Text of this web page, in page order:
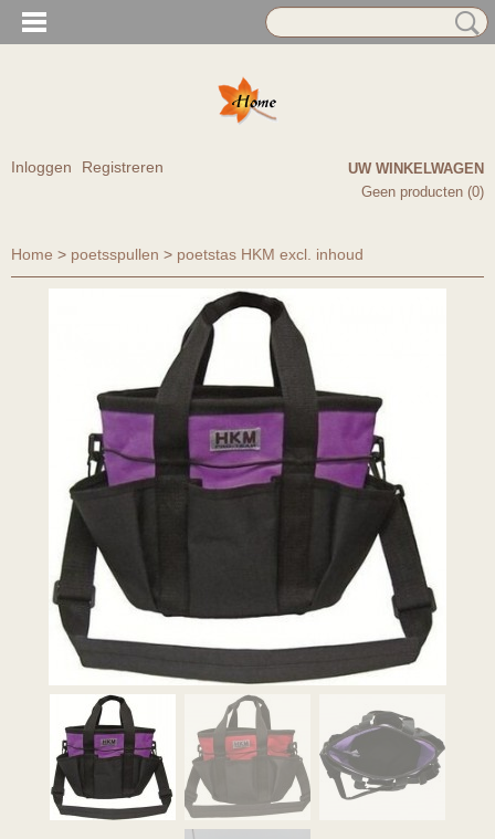
Inloggen Registreren
UW WINKELWAGEN
Geen producten (0)
Home > poetsspullen > poetstas HKM excl. inhoud